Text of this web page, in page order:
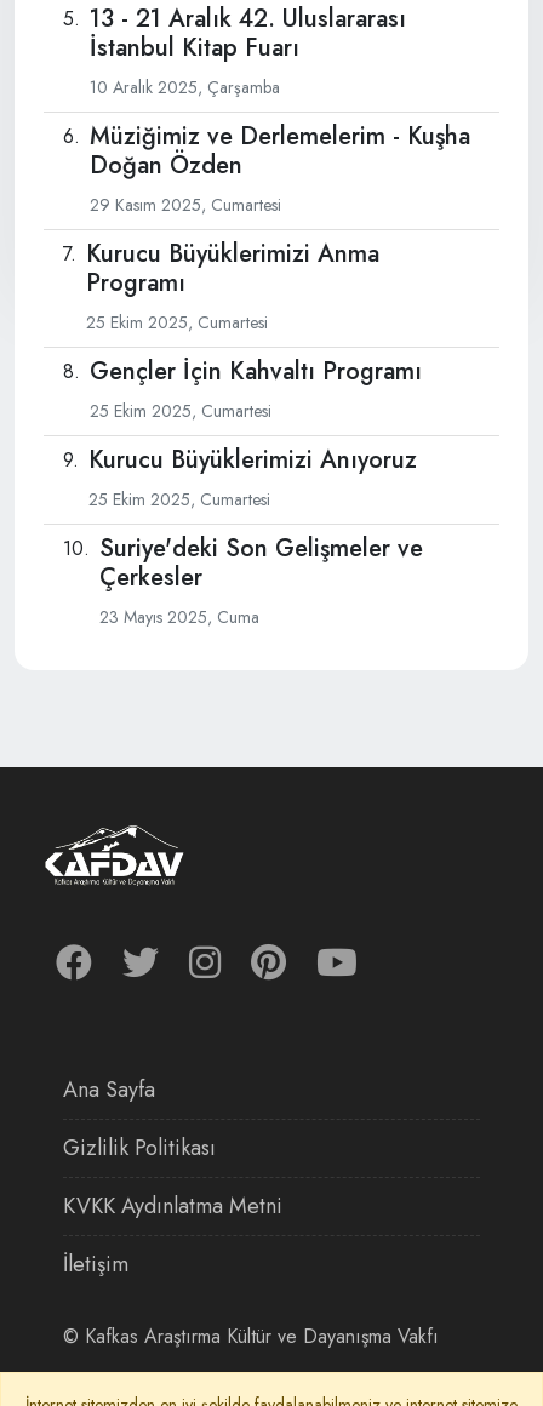
13 - 21 Aralık 42. Uluslararası
İstanbul Kitap Fuarı
10 Aralık 2025, Çarşamba
Müziğimiz ve Derlemelerim - Kuşha
Doğan Özden
29 Kasım 2025, Cumartesi
Kurucu Büyüklerimizi Anma
Programı
25 Ekim 2025, Cumartesi
Gençler İçin Kahvaltı Programı
25 Ekim 2025, Cumartesi
Kurucu Büyüklerimizi Anıyoruz
25 Ekim 2025, Cumartesi
Suriye'deki Son Gelişmeler ve
Çerkesler
23 Mayıs 2025, Cuma
Ana Sayfa
Gizlilik Politikası
KVKK Aydınlatma Metni
İletişim
© Kafkas Araştırma Kültür ve Dayanışma Vakfı